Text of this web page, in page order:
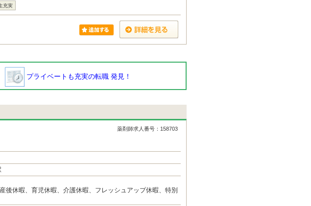
充実
プライベートも充実の転職 発見！
薬剤師求人番号：158703
後休暇、育児休暇、介護休暇、フレッシュアップ休暇、特別